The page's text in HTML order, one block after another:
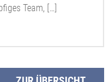
Team, […]